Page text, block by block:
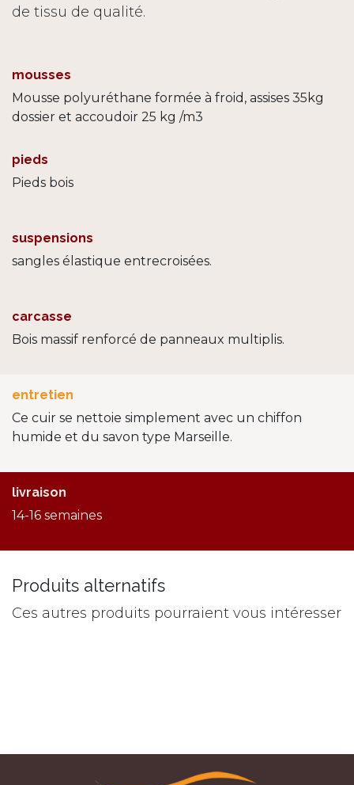
de tissu de qualité.
mousses
Mousse polyuréthane formée à froid, assises 35kg
dossier et accoudoir 25 kg /m3
pieds
Pieds bois
suspensions
sangles élastique entrecroisées.
carcasse
Bois massif renforcé de panneaux multiplis.
entretien
Ce cuir se nettoie simplement avec un chiffon
humide et du savon type Marseille.
livraison
14-16 semaines
Produits alternatifs
Ces autres produits pourraient vous intéresser